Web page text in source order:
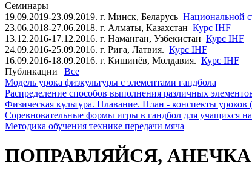
Семинары
19.09.2019-23.09.2019. г. Минск, Беларусь Национальной
23.06.2018-27.06.2018. г. Алматы, Казахстан Курс IHF
13.12.2016-17.12.2016. г. Наманган, Узбекистан Курс IHF
24.09.2016-25.09.2016. г. Рига, Латвия. Курс IHF
16.09.2016-18.09.2016. г. Кишинёв, Молдавия. Курс IHF
Публикации | Все
Модель урока физкультуры с элементами гандбола
Распределение способов выполнения различных
Физическая культура. Плавание. План - конспекты уроков
Соревновательные формы игры в гандбол для учащихся
Методика обучения технике передачи мяча
ПОПРАВЛЯЙСЯ,